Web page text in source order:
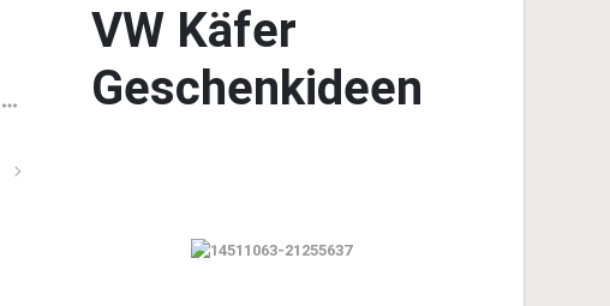
VW Käfer
Geschenkideen